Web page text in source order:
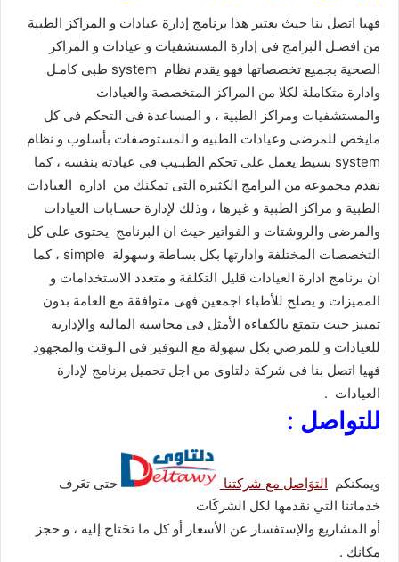
فهيا اتصل بنا حيث يعتبر هذا برنامج إدارة عيادات و المراكز الطبية
من افضـل البرامج فى إدارة المستشفيات و عيادات و المراكز
الصحية بجميع تخصصاتها فهو يقدم نظام system طبي كامـل
وادارة متكاملة لكلا من المراكز المتخصصة والعيادات
والمستشفيات ومراكز الطبية ، و المساعدة فى التحكم فى كل
مايخص للمرضى وعيادات الطبيه و المستوصفات بأسلوب و نظام
system بسيط يعمل على تحكم الطبـيب فى عيادته بنفسه ، كما
نقدم مجموعة من البرامج الكثيرة التى تمكنك من ﺍﺩﺍﺭﺓ ﺍﻟﻌﻴﺎﺩﺍﺕ
ﺍﻟﻄﺒﻴﺔ و مراكز الطبية و غيرها ، وذلك لإدارة حسـابات العيادات
والمرضى والروشتات و الفواتير حيث ان البرنامج يحتوى على كل
التخصصات المختلفة وادارتها بكل بساطة وسهولة simple ، كما
ان برنامج ادارة العيادات قليل التكلفة و متعدد الاستخدامات و
المميزات و يصلح للأطباء اجمعين فهى متوافقة مع العامة بدون
تمييز حيث يتمتع بالكفاءة الأمثل فى محاسبة الماليه والإدارية
للعيادات و للمرضي بكل سهولة مع التوفير فى الـوقت والمجهود
فهيا اتصل بنا فى شركة دلتاوى من اجل تحميل برنامج لإدارة
العيادات .
للتواصل :
ويمكنكم التوَاصل مع شركتنا
حتى تعَرف
خدماتنا التي نقدمها لكل الشركَات
أو المشاريع والإستفسار عن الأسعار أو كل ما تحَتاج إليه ، و حجز
مكانك .